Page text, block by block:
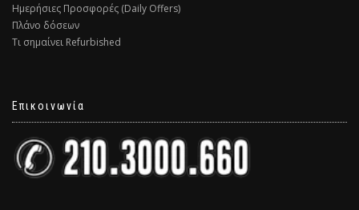
Ημερήσιες Προσφορές (Daily Offers)
Πλάνο δόσεων
Τι σημαίνει Refurbished
Επικοινωνία